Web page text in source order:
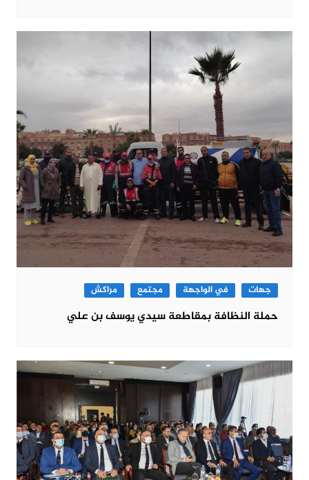
جهات في الواجهة مجتمع مراكش
حملة النظافة بمقاطعة سيدي يوسف بن علي